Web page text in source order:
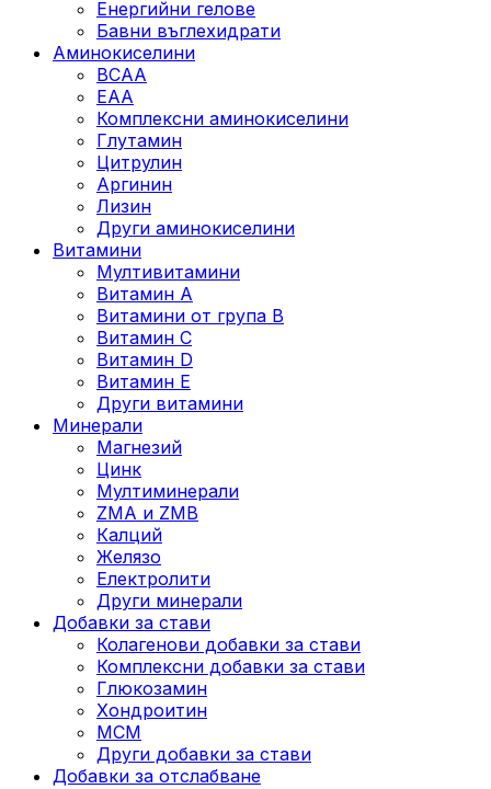
Енергийни гелове
Бавни въглехидрати
Аминокиселини
BCAA
EAA
Комплексни аминокиселини
Глутамин
Цитрулин
Аргинин
Лизин
Други аминокиселини
Витамини
Мултивитамини
Витамин А
Витамини от група B
Витамин C
Витамин D
Витамин E
Други витамини
Минерали
Магнезий
Цинк
Мултиминерали
ZMA и ZMB
Калций
Желязо
Електролити
Други минерали
Добавки за стави
Колагенови добавки за стави
Комплексни добавки за стави
Глюкозамин
Хондроитин
МСМ
Други добавки за стави
Добавки за отслабване